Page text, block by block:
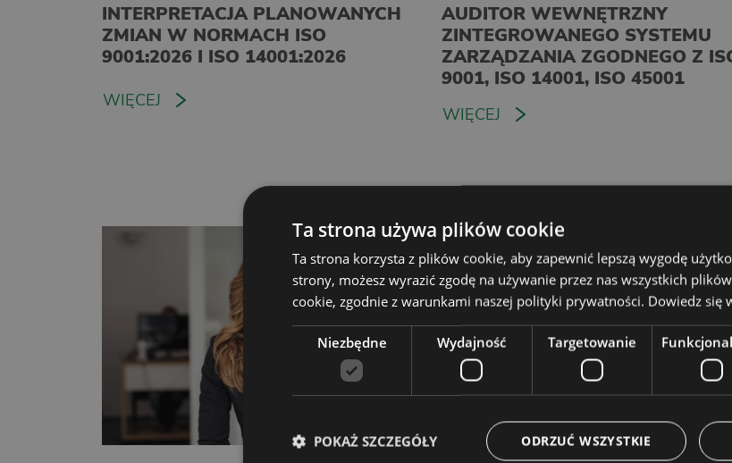
INTERPRETACJA PLANOWANYCH
ZMIAN W NORMACH ISO
9001:2026 I ISO 14001:2026
WIĘCEJ
AUDITOR WEWNĘTRZNY
ZINTEGROWANEGO SYSTEMU
ZARZĄDZANIA ZGODNEGO Z
9001, ISO 14001, ISO 45001
WIĘCEJ
Ta strona używa plików cookie
Ta strona korzysta z plików cookie, aby zapewnić lepszą wygodę
strony, możesz wyrazić zgodę na używanie przez nas wszystkich
cookie, zgodnie z warunkami naszej polityki prywatności. Dowiedz się
Niezbędne Wydajność Targetowanie
ODRZUĆ WSZYSTKIE
POKAŻ SZCZEGÓŁY